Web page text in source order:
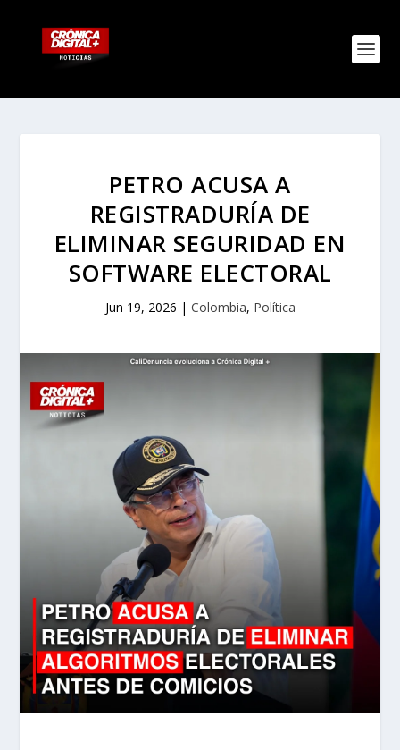
PETRO ACUSA A
REGISTRADURÍA DE
ELIMINAR SEGURIDAD EN
SOFTWARE ELECTORAL
Jun 19, 2026 | Colombia, Política